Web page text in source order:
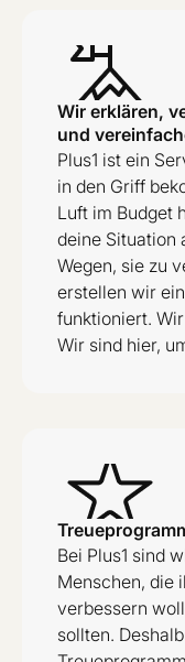
Wir erklären,
und
Plus1 ist ein
in den Griff
Luft im Budget
deine Situation
Wegen, sie zu
erstellen wir
funktioniert.
Wir sind hier,
Bei Plus1 sind
Menschen, die
verbessern
sollten.